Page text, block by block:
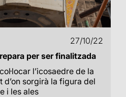
27/10/22
per ser finalitzada
l’icosaedre de la
d’on sorgirà la figura del
i les ales